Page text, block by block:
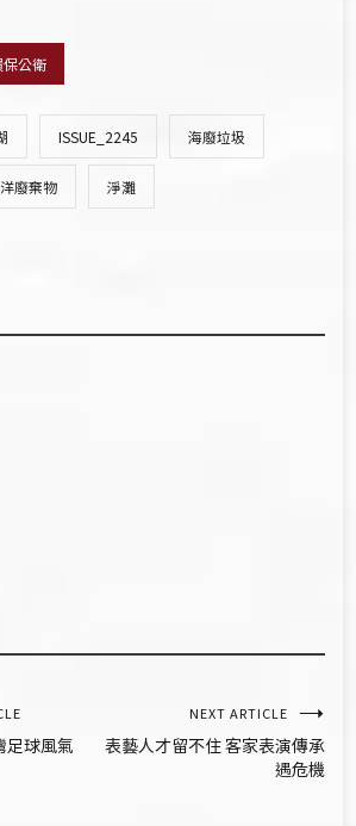
保公衛
ISSUE_2245 海廢垃圾
廢棄物 淨灘
足球風氣
NEXT ARTICLE
表藝人才留不住 客家表演傳承
遇危機